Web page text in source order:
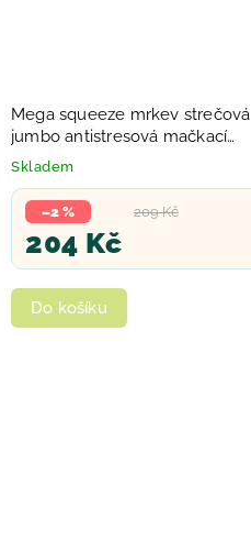
Mega squeeze mrkev strečová
jumbo antistresová mačkací
zelenina
Skladem
209 Kč
–2 %
204 Kč
Do košíku